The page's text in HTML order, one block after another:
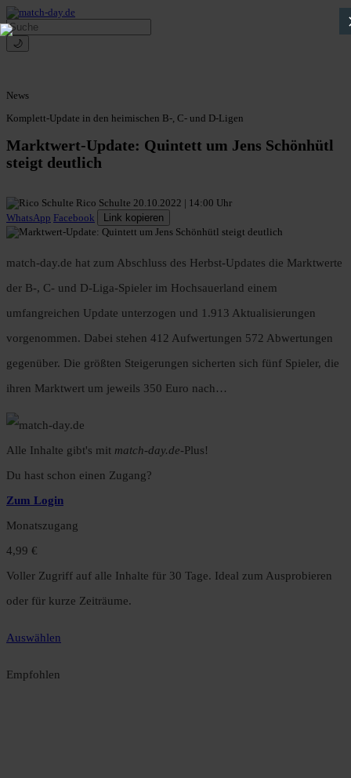
🌙
News
Komplett-Update in den heimischen B-, C- und D-Ligen
Marktwert-Update: Quintett um Jens Schönhütl
steigt deutlich
Rico Schulte 20.10.2022 | 14:00 Uhr
WhatsApp Facebook Link kopieren
match-day.de hat zum Abschluss des Herbst-Updates die Marktwerte
der B-, C- und D-Liga-Spieler im Hochsauerland einem
umfangreichen Update unterzogen und 1.913 Aktualisierungen
vorgenommen. Dabei stehen 412 Aufwertungen 572 Abwertungen
gegenüber. Die größten Steigerungen sicherten sich fünf Spieler, die
ihren Marktwert um jeweils 350 Euro nach…
Alle Inhalte gibt's mit match-day.de-Plus!
Du hast schon einen Zugang?
Zum Login
Monatszugang
4,99 €
Voller Zugriff auf alle Inhalte für 30 Tage. Ideal zum Ausprobieren
oder für kurze Zeiträume.
Auswählen
Empfohlen